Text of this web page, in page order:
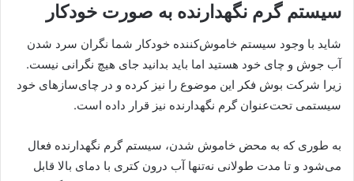
سیستم گرم نگهدارنده به صورت خودکار
شاید با وجود سیستم خاموش‌کننده خودکار شما نگران سرد شدن
آب جوش و چای خود هستید اما باید بدانید جای هیچ نگرانی نیست.
زیرا شرکت بوش فکر این موضوع را نیز کرده و در چای‌سازهای خود
سیستمی تحت‌عنوان گرم‌ نگهدارنده نیز قرار داده است.
به طوری که به محض خاموش شدن، سیستم گرم نگهدارنده فعال
می‌شود و تا مدت طولانی نه‌تنها آب درون کتری با دمای بالا قابل